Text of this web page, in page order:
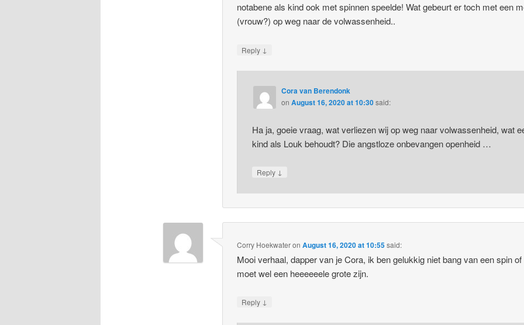
notabene als kind ook met spinnen speelde! Wat gebeurt er toch met een
(vrouw?) op weg naar de volwassenheid..
Reply ↓
Cora van Berendonk
on August 16, 2020 at 10:30said:
Ha ja, goeie vraag, wat verliezen wij op weg naar volwassenheid, wat
kind als Louk behoudt? Die angstloze onbevangen openheid …
Reply ↓
Corry HoekwateronAugust 16, 2020 at 10:55said:
Mooi verhaal, dapper van je Cora, ik ben gelukkig niet bang van een spin of
moet wel een heeeeeele grote zijn.
Reply ↓